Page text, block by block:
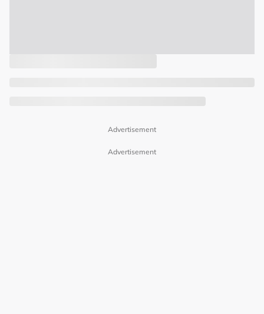
Advertisement
Advertisement